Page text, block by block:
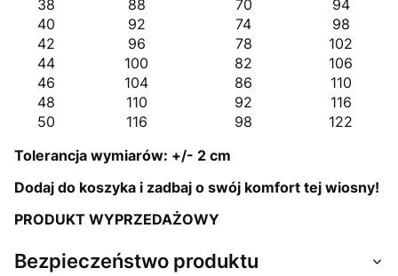
38
88 70
94
40
92 74
98
42
96 78
102
44
100 82
106
46
104 86
110
48
110 92
116
50
116 98
122
Tolerancja wymiarów: +/- 2 cm
Dodaj do koszyka i zadbaj o swój komfort tej wiosny!
PRODUKT WYPRZEDAŻOWY
Bezpieczeństwo produktu